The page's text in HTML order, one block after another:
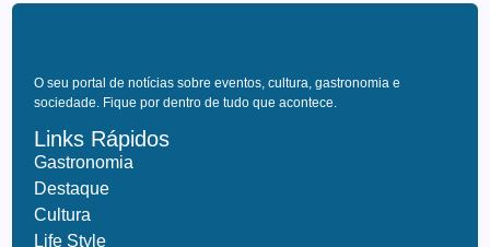
O seu portal de notícias sobre eventos, cultura, gastronomia e
sociedade. Fique por dentro de tudo que acontece.
Links Rápidos
Gastronomia
Destaque
Cultura
Life Style